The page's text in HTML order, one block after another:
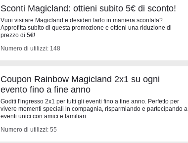
Sconti Magicland: ottieni subito 5€ di sconto!
Vuoi visitare Magicland e desideri farlo in maniera scontata?
Approfitta subito di questa promozione e ottieni una riduzione di
prezzo di 5€!
Numero di utilizzi: 148
Coupon Rainbow Magicland 2x1 su ogni
evento fino a fine anno
Goditi l'ingresso 2x1 per tutti gli eventi fino a fine anno. Perfetto per
vivere momenti speciali in compagnia, risparmiando e partecipando a
eventi unici con amici e familiari.
Numero di utilizzi: 55